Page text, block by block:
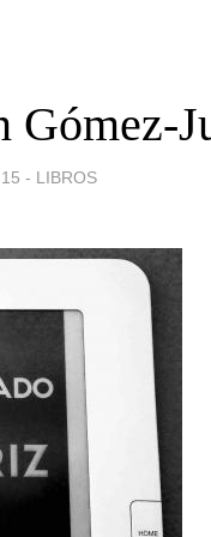
Gómez-
- LIBROS